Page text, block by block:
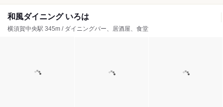
和風ダイニング いろは
横須賀中央駅 345m / ダイニングバー、居酒屋、食堂